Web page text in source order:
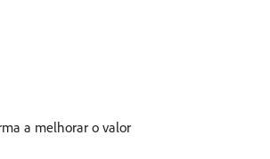
a melhorar o valor